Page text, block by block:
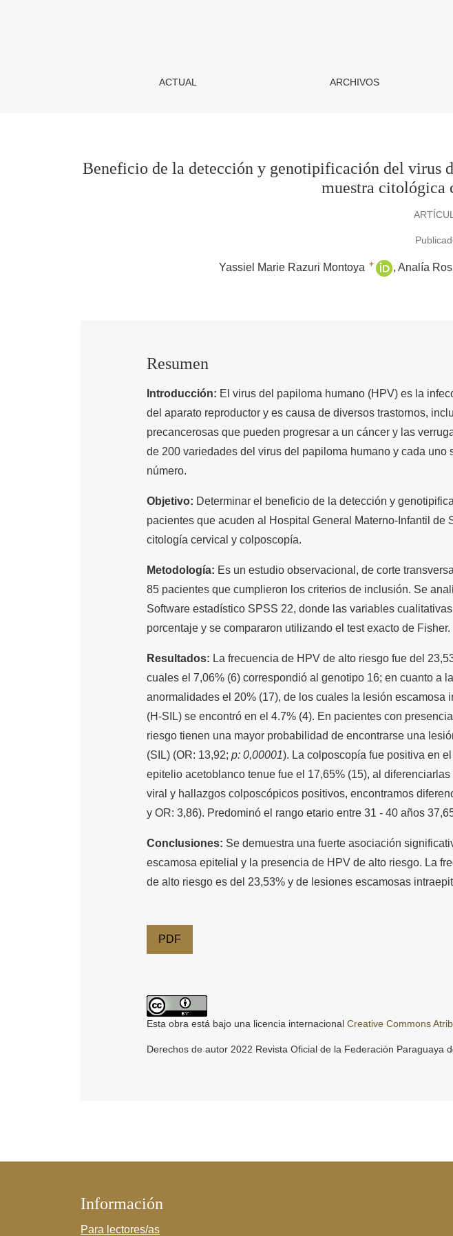
Beneficio de la detección y genotipificación del virus del papiloma
ACTUAL ARCHIVOS
Beneficio de la detección y genotipificación del virus
muestra citológica
Yassiel Marie Razuri Montoya + Analía
Resumen
Introducción: El virus del papiloma humano (HPV) es la
del aparato reproductor y es causa de diversos trastornos,
precancerosas que pueden progresar a un cáncer y las
de 200 variedades del virus del papiloma humano y cada uno
número.
Objetivo: Determinar el beneficio de la detección y
pacientes que acuden al Hospital General Materno-Infantil de
citología cervical y colposcopía.
Metodología: Es un estudio observacional, de corte
85 pacientes que cumplieron los criterios de inclusión. Se
Software estadístico SPSS 22, donde las variables
porcentaje y se compararon utilizando el test exacto de Fisher.
Resultados: La frecuencia de HPV de alto riesgo fue del
cuales el 7,06% (6) correspondió al genotipo 16; en cuanto a
anormalidades el 20% (17), de los cuales la lesión escamosa
(H-SIL) se encontró en el 4.7% (4). En pacientes con
riesgo tienen una mayor probabilidad de encontrarse una
(SIL) (OR: 13,92; p: 0,00001). La colposcopía fue positiva en
epitelio acetoblanco tenue fue el 17,65% (15), al
viral y hallazgos colposcópicos positivos, encontramos
y OR: 3,86). Predominó el rango etario entre 31 - 40 años
Conclusiones: Se demuestra una fuerte asociación
escamosa epitelial y la presencia de HPV de alto riesgo. La
de alto riesgo es del 23,53% y de lesiones escamosas
PDF
Esta obra está bajo una licencia internacional Creative Commons
Derechos de autor 2022 Revista Oficial de la Federación Paraguaya
Información
Para lectores/as